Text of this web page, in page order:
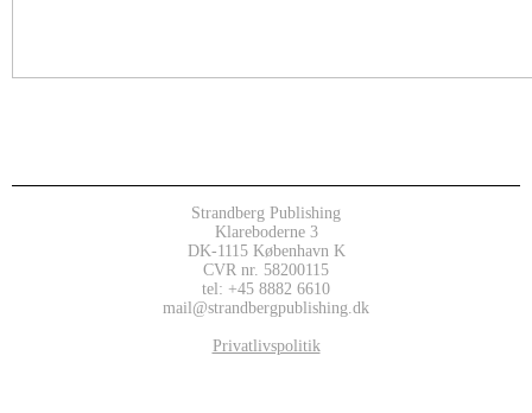
Strandberg Publishing
Klareboderne 3
DK-1115 København K
CVR nr. 58200115
tel: +45 8882 6610
mail@strandbergpublishing.dk
Privatlivspolitik